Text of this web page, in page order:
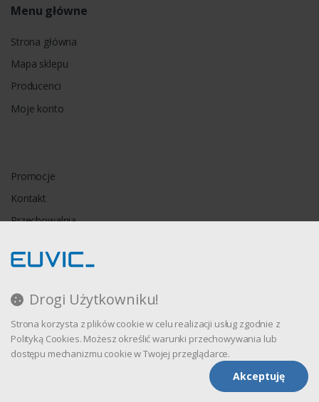
Drogi Użytkowniku!
Strona korzysta z plików cookie w celu realizacji usług zgodnie z
Polityką Cookies. Możesz określić warunki przechowywania lub
dostępu mechanizmu cookie w Twojej przeglądarce.
Akceptuję
Menu główne
Strona główna
Mapa sklepu
Producenci
Moje konto
Promocje
Kontakt
Przechowalnia
Regulamin
Polityka prywatności
Oprogramowanie sklepu internetowego dostarczaCStore.pl